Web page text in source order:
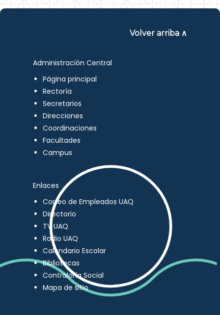
Volver arriba ∧
Administración Central
Página principal
Rectoría
Secretarios
Direcciones
Coordinaciones
Facultades
Campus
Enlaces
Correo de Empleados UAQ
Directorio
TV UAQ
Radio UAQ
Calendario Escolar
Bibliotecas
Contraloría Social
Mapa de sitio